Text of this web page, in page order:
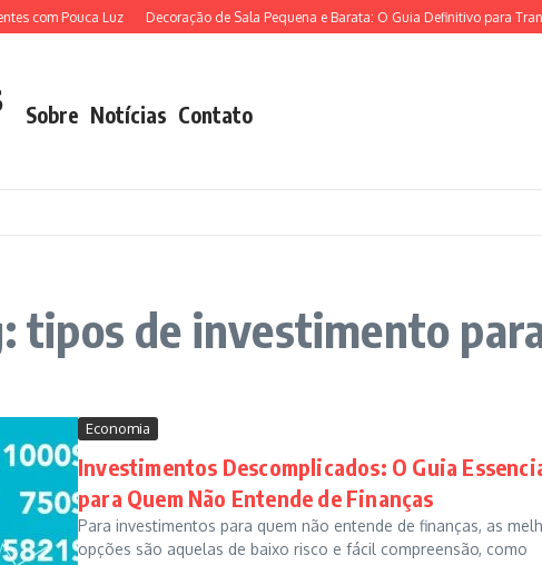
com Pouca Luz Decoração de Sala Pequena e Barata: O Guia Definitivo para
Sobre Notícias Contato
tipos de investimento
Economia
Investimentos Descomplicados: O Guia
para Quem Não Entende de Finanças
Para investimentos para quem não entende de finanças, as
opções são aquelas de baixo risco e fácil compreensão, como